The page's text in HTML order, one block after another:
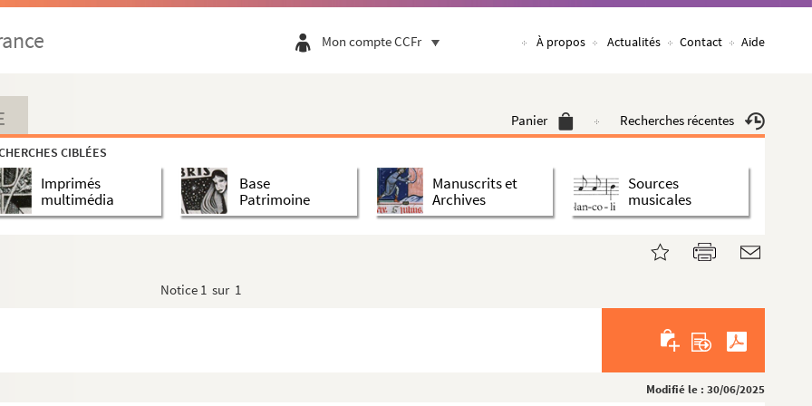
Mon compte CCFr À propos Actualités Contact Aide
Panier Recherches récentes
CIBLÉES
Imprimés
multimédia
Base
Patrimoine
Manuscrits et
Archives
Sources
musicales
Notice 1 sur 1
Modifié le : 30/06/2025